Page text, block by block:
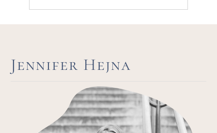
Jennifer Hejna